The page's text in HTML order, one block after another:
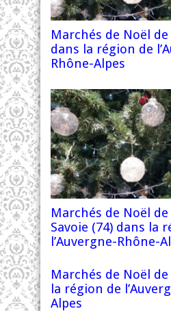
Marchés de Noël de
dans la région de
Rhône-Alpes
Marchés de Noël
Savoie (74) dans la
l’Auvergne-Rhône-
Marchés de Noël de
la région de
Alpes